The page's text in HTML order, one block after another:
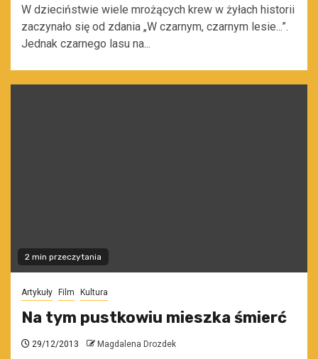
W dzieciństwie wiele mrożących krew w żyłach historii
zaczynało się od zdania „W czarnym, czarnym lesie...”.
Jednak czarnego lasu na...
2 min przeczytania
Artykuły Film Kultura
Na tym pustkowiu mieszka śmierć
29/12/2013 Magdalena Drozdek